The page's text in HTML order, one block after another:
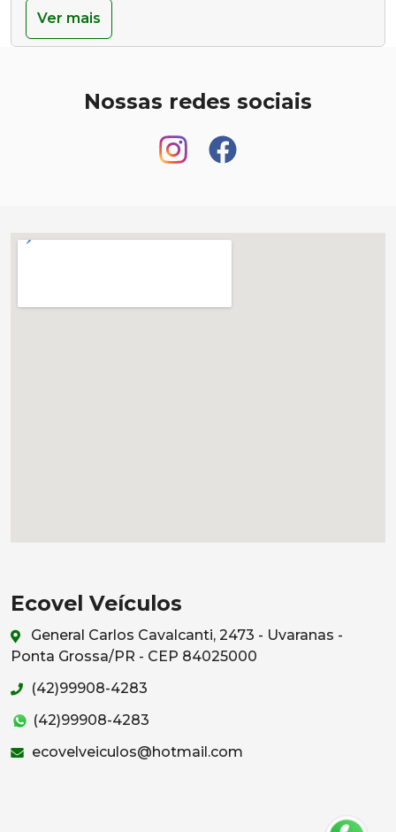
Ver mais
Nossas redes sociais
Ecovel Veículos
General Carlos Cavalcanti, 2473 - Uvaranas -
Ponta Grossa/PR - CEP 84025000
(42)99908-4283
(42)99908-4283
ecovelveiculos@hotmail.com